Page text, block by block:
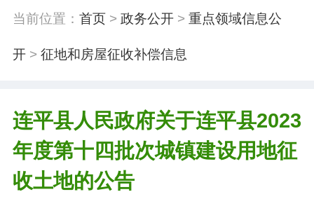
当前位置： 首页> 政务公开> 重点领域信息公
开> 征地和房屋征收补偿信息
连平县人民政府关于连平县2023
年度第十四批次城镇建设用地征
收土地的公告